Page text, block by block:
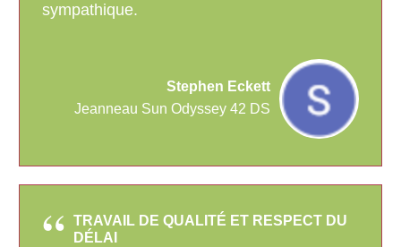
sympathique.
Stephen Eckett
Jeanneau Sun Odyssey 42 DS
TRAVAIL DE QUALITÉ ET RESPECT DU
DÉLAI